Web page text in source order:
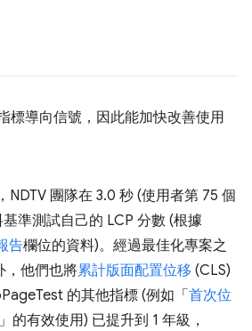
標導向信號，因此能加快改善使用
NDTV 團隊在 3.0 秒 (使用者第 75 個
準測試自己的 LCP 分數 (根據
告欄位的資料)。經過最佳化專案之
，他們也將累計版面配置位移 (CLS)
的其他指標 (例如「 首次位
」的有效使用) 已提升到 1 年級，